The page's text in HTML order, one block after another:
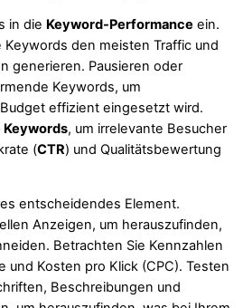
in die Keyword-Performance ein.
den meisten Traffic und
generieren. Pausieren oder
Keywords, um
effizient eingesetzt wird.
, um irrelevante Besucher
(CTR) und Qualitätsbewertung
entscheidendes Element.
Anzeigen, um herauszufinden,
Betrachten Sie Kennzahlen
und Kosten pro Klick (CPC). Testen
Beschreibungen und